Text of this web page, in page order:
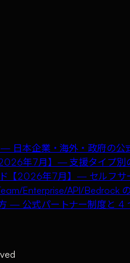
日本企業・海外・政府の公
年7月】— 支援タイプ別
【2026年7月】— セルフ
Enterprise/API/Bedrock
— 公式パートナー制度と 4